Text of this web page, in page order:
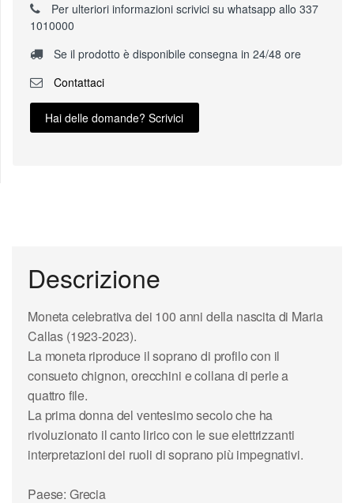
Per ulteriori informazioni scrivici su whatsapp allo 337
1010000
Se il prodotto è disponibile consegna in 24/48 ore
Contattaci
Hai delle domande? Scrivici
Descrizione
Moneta celebrativa dei 100 anni della nascita di Maria
Callas (1923-2023).
La moneta riproduce il soprano di profilo con il
consueto chignon, orecchini e collana di perle a
quattro file.
La prima donna del ventesimo secolo che ha
rivoluzionato il canto lirico con le sue elettrizzanti
interpretazioni dei ruoli di soprano più impegnativi.
Paese: Grecia